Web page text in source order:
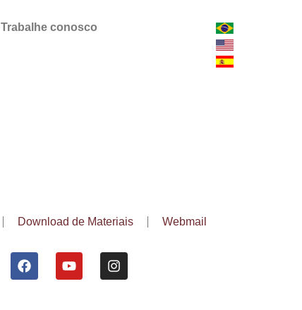
Trabalhe conosco
Download de Materiais Webmail